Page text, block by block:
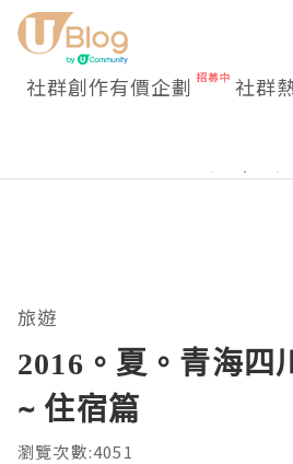
社群創作有價企劃 社群
旅遊
2016。夏。青海四
~ 住宿篇
瀏覽次數:4051